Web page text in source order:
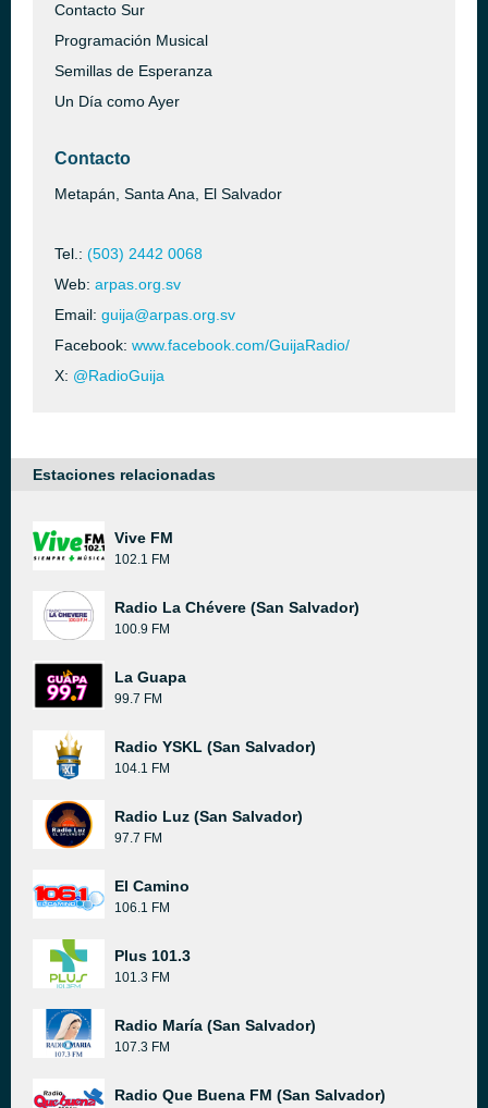
Contacto Sur
Programación Musical
Semillas de Esperanza
Un Día como Ayer
Contacto
Metapán, Santa Ana, El Salvador
Tel.: (503) 2442 0068
Web: arpas.org.sv
Email: guija@arpas.org.sv
Facebook: www.facebook.com/GuijaRadio/
X: @RadioGuija
Estaciones relacionadas
Vive FM
102.1 FM
Radio La Chévere (San Salvador)
100.9 FM
La Guapa
99.7 FM
Radio YSKL (San Salvador)
104.1 FM
Radio Luz (San Salvador)
97.7 FM
El Camino
106.1 FM
Plus 101.3
101.3 FM
Radio María (San Salvador)
107.3 FM
Radio Que Buena FM (San Salvador)